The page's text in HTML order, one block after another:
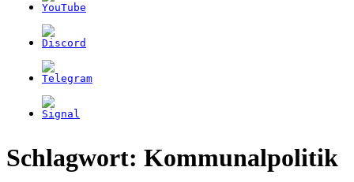
Schlagwort: Kommunalpolitik